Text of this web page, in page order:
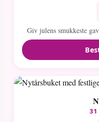
Giv julens smukkeste
31